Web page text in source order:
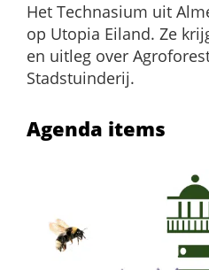
Het Technasium uit
op Utopia Eiland. Ze
en uitleg over
Stadstuinderij.
Agenda items